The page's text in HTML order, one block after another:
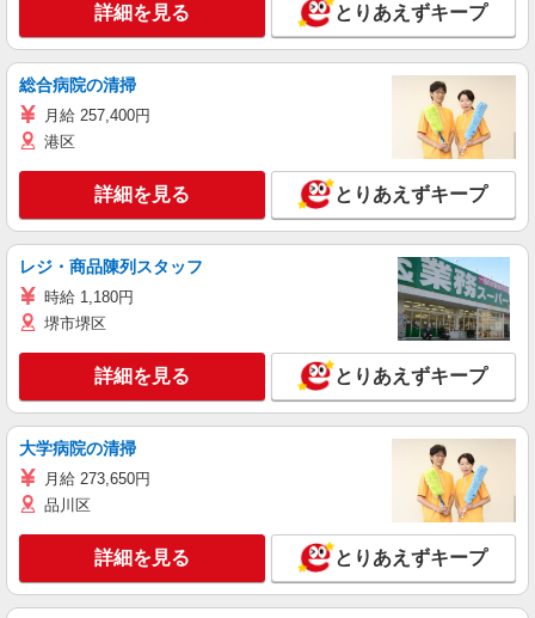
詳細を見る とりあえずキープ
総合病院の清掃
月給 257,400円
港区
詳細を見る とりあえずキープ
レジ・商品陳列スタッフ
時給 1,180円
堺市堺区
詳細を見る とりあえずキープ
大学病院の清掃
月給 273,650円
品川区
詳細を見る とりあえずキープ